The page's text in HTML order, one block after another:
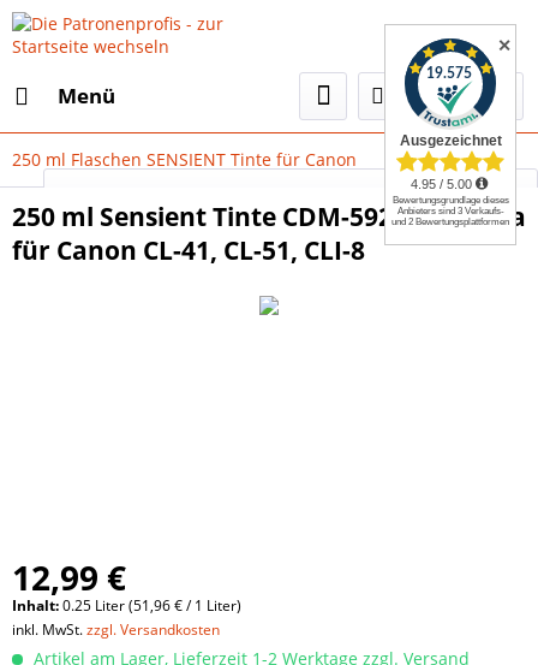
Menü
Select Language▼
250 ml Flaschen SENSIENT Tinte für Canon
250 ml Sensient Tinte CDM-5920 magenta
für Canon CL-41, CL-51, CLI-8
12,99 €
Inhalt:0.25 Liter (51,96 € / 1 Liter)
inkl. MwSt.zzgl. Versandkosten
Artikel am Lager, Lieferzeit 1-2 Werktage zzgl. Versand
✕